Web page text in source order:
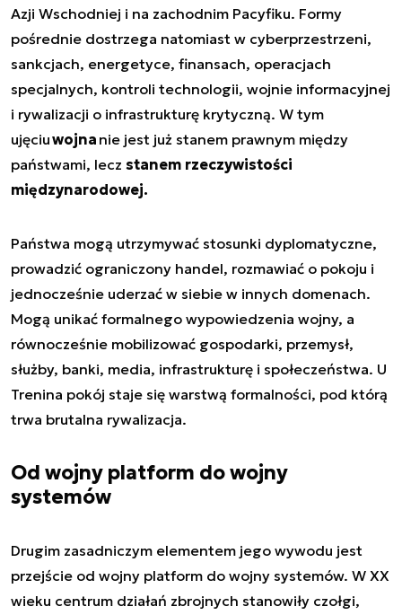
Azji Wschodniej i na zachodnim Pacyfiku. Formy
pośrednie dostrzega natomiast w cyberprzestrzeni,
sankcjach, energetyce, finansach, operacjach
specjalnych, kontroli technologii, wojnie informacyjnej
i rywalizacji o infrastrukturę krytyczną. W tym
ujęciuwojna nie jest już stanem prawnym między
państwami, lecz stanem rzeczywistości
międzynarodowej.
Państwa mogą utrzymywać stosunki dyplomatyczne,
prowadzić ograniczony handel, rozmawiać o pokoju i
jednocześnie uderzać w siebie w innych domenach.
Mogą unikać formalnego wypowiedzenia wojny, a
równocześnie mobilizować gospodarki, przemysł,
służby, banki, media, infrastrukturę i społeczeństwa. U
Trenina pokój staje się warstwą formalności, pod którą
trwa brutalna rywalizacja.
Od wojny platform do wojny
systemów
Drugim zasadniczym elementem jego wywodu jest
przejście od wojny platform do wojny systemów. W XX
wieku centrum działań zbrojnych stanowiły czołgi,